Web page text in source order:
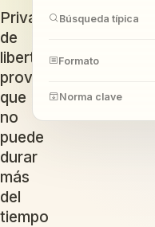
Privación
de
libertad
provisional
que
no
puede
durar
más
del
tiempo
Búsqueda típica
Formato
Norma clave